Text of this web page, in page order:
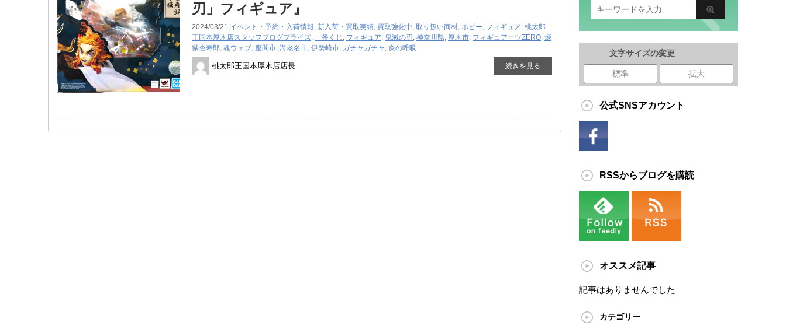
刃」フィギュア』
2024/03/21| イベント・予約・入荷情報, 新入荷・買取実績, 買取強化中, 取り扱い商材, ホビー, フィギュア, 桃太郎
王国本厚木店スタッフブログプライズ, 一番くじ , フィギュア, 鬼滅の刃 , 神奈川県, 厚木市, フィギュアーツZERO, 煉
獄杏寿郎, 魂ウェブ, 座間市, 海老名市, 伊勢崎市, ガチャガチャ , 炎の呼吸
桃太郎王国本厚木店店長 続きを見る
文字サイズの変更
標準 拡大
公式SNSアカウント
RSSからブログを購読
オススメ記事
記事はありませんでした
カテゴリー